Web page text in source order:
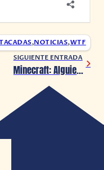
,NOTICIAS,WTF
SIGUIENTE ENTRADA
Minecraft: Alguien construyó la tierra en escala